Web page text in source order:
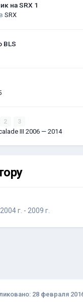
на SRX 1
SRX
BLS
2 3
III 2006 — 2014
г. - 2009 г.
28 февраля